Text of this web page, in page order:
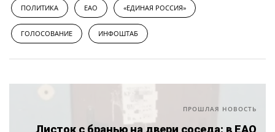
ПОЛИТИКА ЕАО «ЕДИНАЯ РОССИЯ»
ГОЛОСОВАНИЕ ИНФОШТАБ
ПРОШЛАЯ НОВОСТЬ
Листок с бранью на двери соседа: в ЕАО